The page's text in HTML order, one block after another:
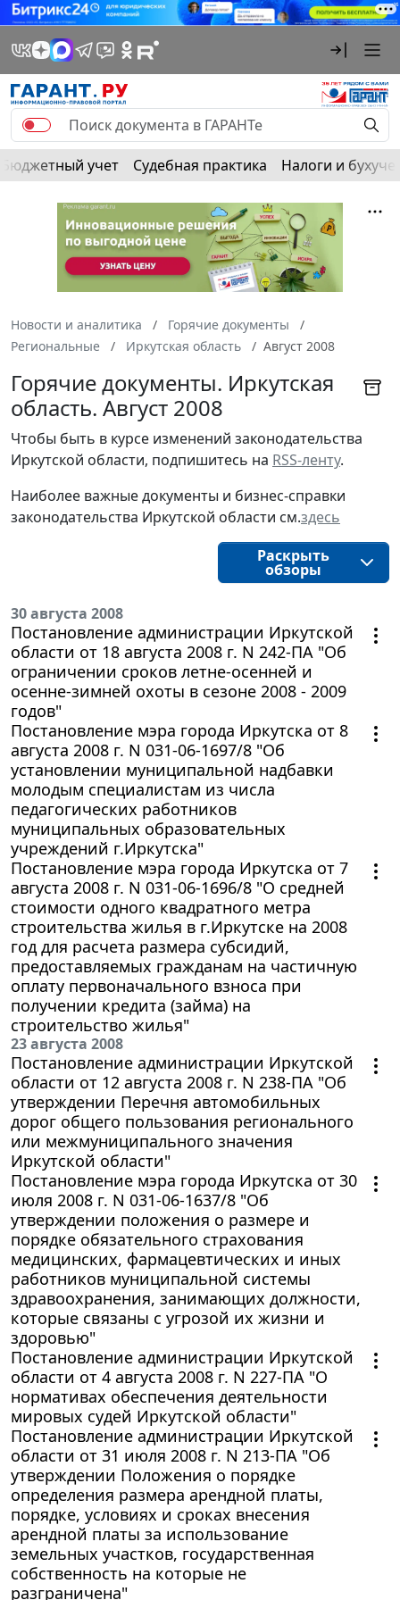
Бюджетный учет Судебная практика Налоги и
Новости и аналитика
Горячие документы
Региональные
Иркутская область Август 2008
Горячие документы. Иркутская
область. Август 2008
Чтобы быть в курсе изменений законодательства
Иркутской области, подпишитесь на RSS-ленту.
Наиболее важные документы и бизнес-справки
законодательства Иркутской области см.здесь
Раскрыть
обзоры
30 августа 2008
Постановление администрации Иркутской
области от 18 августа 2008 г. N 242-ПА "Об
ограничении сроков летне-осенней и
осенне-зимней охоты в сезоне 2008 - 2009
годов"
Постановление мэра города Иркутска от 8
августа 2008 г. N 031-06-1697/8 "Об
установлении муниципальной надбавки
молодым специалистам из числа
педагогических работников
муниципальных образовательных
учреждений г.Иркутска"
Постановление мэра города Иркутска от 7
августа 2008 г. N 031-06-1696/8 "О средней
стоимости одного квадратного метра
строительства жилья в г.Иркутске на 2008
год для расчета размера субсидий,
предоставляемых гражданам на частичную
оплату первоначального взноса при
получении кредита (займа) на
строительство жилья"
23 августа 2008
Постановление администрации Иркутской
области от 12 августа 2008 г. N 238-ПА "Об
утверждении Перечня автомобильных
дорог общего пользования регионального
или межмуниципального значения
Иркутской области"
Постановление мэра города Иркутска от 30
июля 2008 г. N 031-06-1637/8 "Об
утверждении положения о размере и
порядке обязательного страхования
медицинских, фармацевтических и иных
работников муниципальной системы
здравоохранения, занимающих должности,
которые связаны с угрозой их жизни и
здоровью"
Постановление администрации Иркутской
области от 4 августа 2008 г. N 227-ПА "О
нормативах обеспечения деятельности
мировых судей Иркутской области"
Постановление администрации Иркутской
области от 31 июля 2008 г. N 213-ПА "Об
утверждении Положения о порядке
определения размера арендной платы,
порядке, условиях и сроках внесения
арендной платы за использование
земельных участков, государственная
собственность на которые не
разграничена"